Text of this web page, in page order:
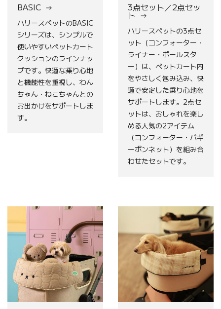
BASIC
ハリースペットのBASIC
シリーズは、シンプルで
使いやすいペットカート
クッションのラインナッ
プです。快適な乗り心地
と機能性を重視し、わん
ちゃん・ねこちゃんとの
お出かけをサポートしま
す。
3点セット／2点セッ
ト
ハリースペットの3点セ
ット（コンフォーター・
ライナー・ボールスタ
ー）は、ペットカート内
をやさしく包み込み、快
適で安定した乗り心地を
サポートします。2点セ
ットは、おしゃれを楽し
める人気の2アイテム
（コンフォーター・バギ
ーボンネット）を組み合
わせたセットです。
BERRY
MORE